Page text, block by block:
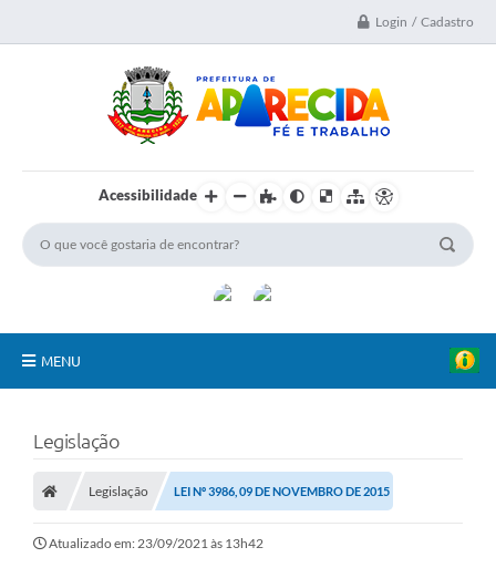
Login / Cadastro
Acessibilidade
MENU
Secretarias
Transparência
Turismo
Legislação
Legislação LEI Nº 3986, 09 DE NOVEMBRO DE 2015
Atualizado em: 23/09/2021 às 13h42